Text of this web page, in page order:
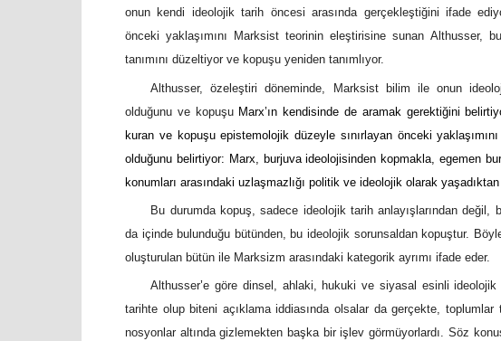
onun kendi ideolojik tarih öncesi arasında gerçekleştiğini ifade
önceki yaklaşımını Marksist teorinin eleştirisine sunan Althusser,
tanımını düzeltiyor ve kopuşu yeniden tanımlıyor.
Althusser, özeleştiri döneminde, Marksist bilim ile onun
olduğunu ve kopuşu Marx’ın kendisinde de aramak gerektiğini
kuran ve kopuşu epistemolojik düzeyle sınırlayan önceki
olduğunu belirtiyor: Marx, burjuva ideolojisinden kopmakla, egemen
konumları arasındaki uzlaşmazlığı politik ve ideolojik olarak
Bu durumda kopuş, sadece ideolojik tarih anlayışlarından değil,
da içinde bulunduğu bütünden, bu ideolojik sorunsaldan kopuştur.
oluşturulan bütün ile Marksizm arasındaki kategorik ayrımı ifade eder.
Althusser’e göre dinsel, ahlaki, hukuki ve siyasal esinli ideolojik
tarihte olup biteni açıklama iddiasında olsalar da gerçekte,
nosyonlar altında gizlemekten başka bir işlev görmüyorlardı. Söz